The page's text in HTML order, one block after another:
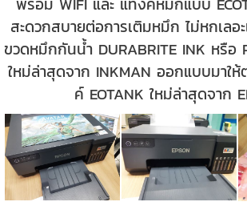
สะดวกสบายต่อการเติมหมึก ไม่หกเลอ
ขวดหมึกกันน้ำ DURABRITE INK หรือ
ใหม่ล่าสุดจาก INKMAN ออกแบบมาใ
ค์ EOTANK ใหม่ล่าสุดจาก